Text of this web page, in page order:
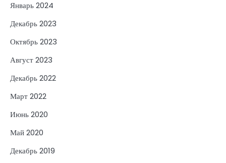
Январь 2024
Декабрь 2023
Октябрь 2023
Август 2023
Декабрь 2022
Март 2022
Июнь 2020
Май 2020
Декабрь 2019